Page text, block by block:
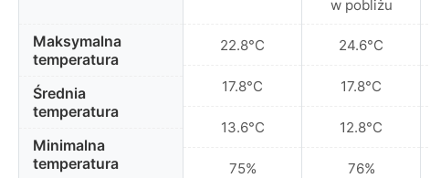
Maksymalna
temperatura
Średnia
temperatura
Minimalna
temperatura
22.8°C
17.8°C
13.6°C
75%
w pobliżu
24.6°C
17.8°C
12.8°C
76%